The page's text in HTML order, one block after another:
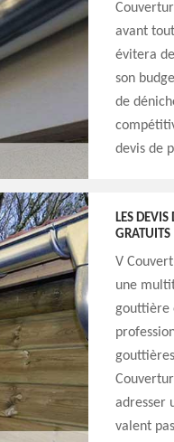
avant
évitera
son
de
devis de
LES DEVIS
GRATUITS
V
une
gouttière
adresser
valent